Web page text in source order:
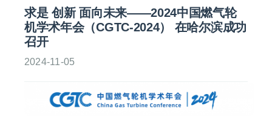
产品中心
求是 创新 面向未来——2024中国燃气轮
机学术年会（CGTC-2024） 在哈尔滨成功
召开
2024-11-05